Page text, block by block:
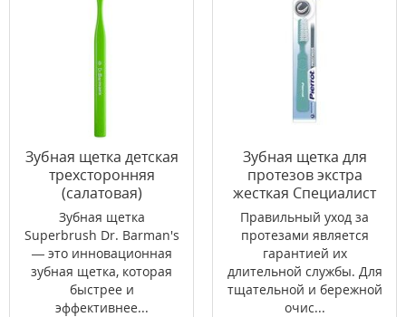
Зубная щетка детская
трехсторонняя
(салатовая)
Superbrush Dr.
Barman's
Зубная щетка
Superbrush Dr. Barman's
— это инновационная
зубная щетка, которая
быстрее и
эффективнее...
Зубная щетка для
протезов экстра
жесткая Специалист
Pierrot
Правильный уход за
протезами является
гарантией их
длительной службы. Для
тщательной и бережной
очис...